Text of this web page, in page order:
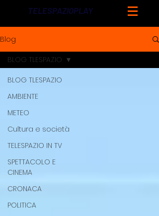
TELESPAZIOPLAY
Blog
BLOG TLESPAZIO
AMBIENTE
METEO
Cultura e società
TELESPAZIO IN TV
SPETTACOLO E
CINEMA
CRONACA
POLITICA
BLOG TLESPAZIO